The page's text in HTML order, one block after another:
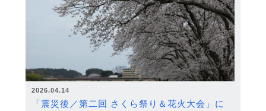
2026.04.14
「震災後／第二回 さくら祭り＆花火大会」に